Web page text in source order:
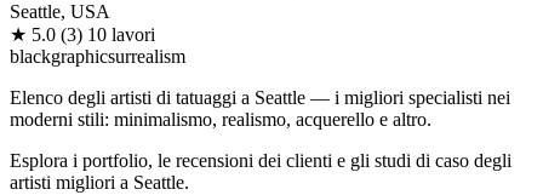
Seattle, USA
★ 5.0 (3) 10 lavori
blackgraphicsurrealism
Elenco degli artisti di tatuaggi a Seattle — i migliori specialisti nei
moderni stili: minimalismo, realismo, acquerello e altro.
Esplora i portfolio, le recensioni dei clienti e gli studi di caso degli
artisti migliori a Seattle.